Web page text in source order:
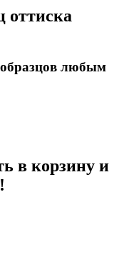
оттиска
любым
в корзину и